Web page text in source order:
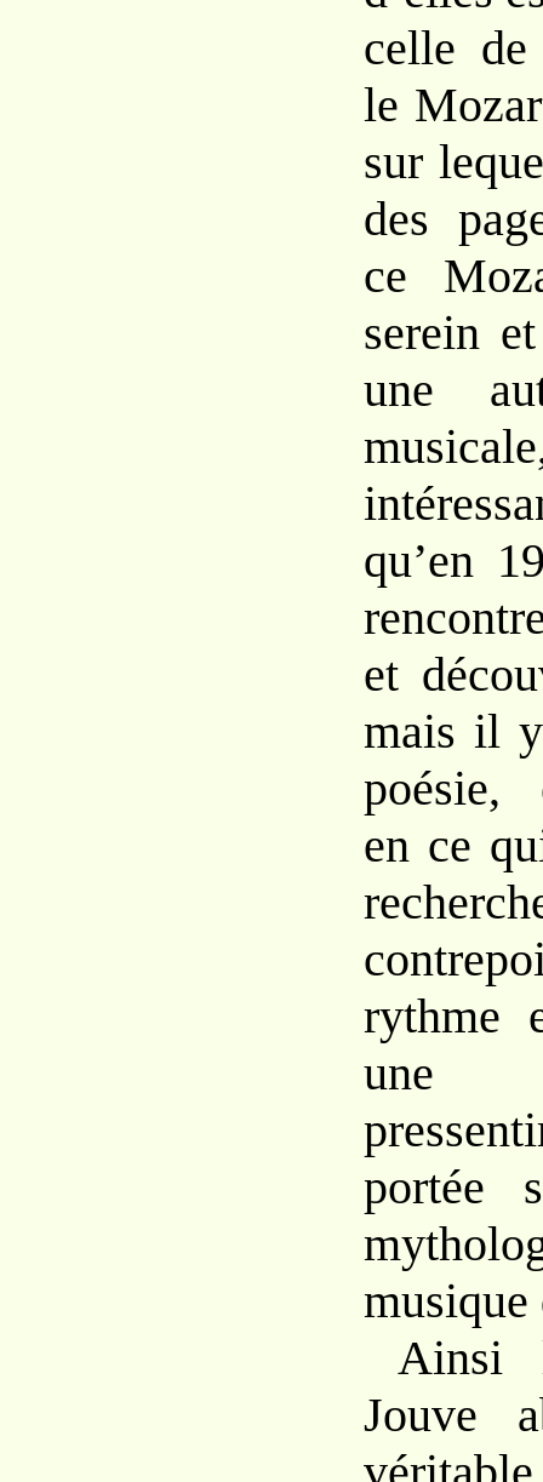
celle
le
sur
des
ce
serein
une
qu’en
et
mais il
poésie,
en ce
rythme
portée
Ainsi
Jouve